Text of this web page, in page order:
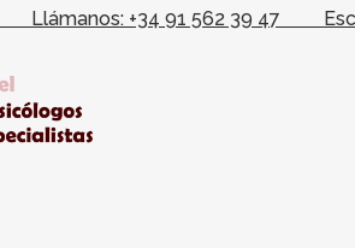
Llámanos: +34 91 562 39 47